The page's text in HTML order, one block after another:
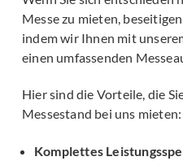
Messe zu mieten,
indem wir Ihnen mit
einen umfassenden
Hier sind die Vorteile, die
Messestand bei uns mieten:
Komplettes